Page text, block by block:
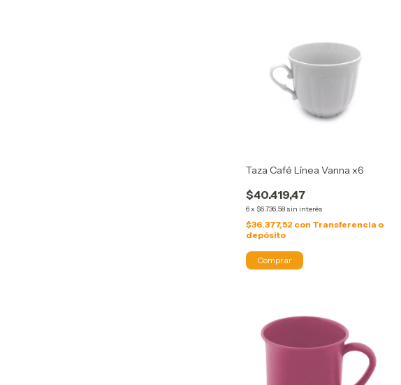
Taza Café Línea Vanna x6
$40.419,47
6x $6.736,58 sin interés
$36.377,52 con Transferencia o
depósito